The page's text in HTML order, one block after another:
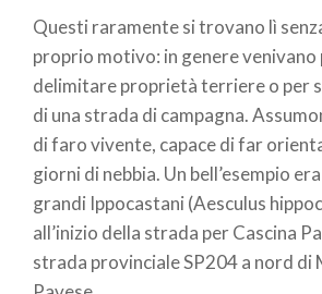
Questi raramente si trovano lì
proprio motivo: in genere
delimitare proprietà terriere o per
di una strada di campagna.
di faro vivente, capace di far
giorni di nebbia. Un bell’esempio
grandi Ippocastani (Aesculus
all’inizio della strada per Cascina
strada provinciale SP204 a nord di